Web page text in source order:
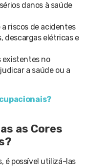
danos à saúde
riscos de acidentes
descargas elétricas e
existentes no
a saúde ou a
as Cores
é possível utilizá-las